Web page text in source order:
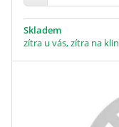
Skladem
zítra u vás, zítra na